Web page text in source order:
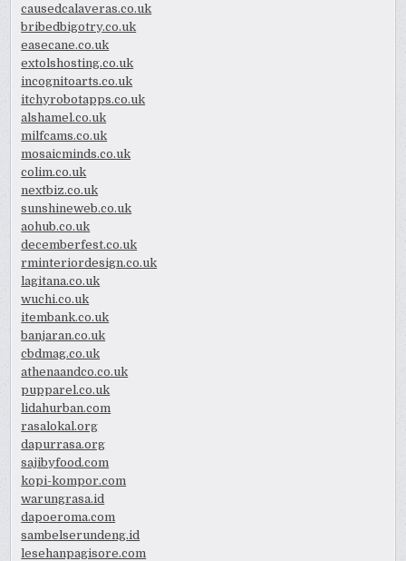
causedcalaveras.co.uk
bribedbigotry.co.uk
easecane.co.uk
extolshosting.co.uk
incognitoarts.co.uk
itchyrobotapps.co.uk
alshamel.co.uk
milfcams.co.uk
mosaicminds.co.uk
colim.co.uk
nextbiz.co.uk
sunshineweb.co.uk
aohub.co.uk
decemberfest.co.uk
rminteriordesign.co.uk
lagitana.co.uk
wuchi.co.uk
itembank.co.uk
banjaran.co.uk
cbdmag.co.uk
athenaandco.co.uk
pupparel.co.uk
lidahurban.com
rasalokal.org
dapurrasa.org
sajibyfood.com
kopi-kompor.com
warungrasa.id
dapoeroma.com
sambelserundeng.id
lesehanpagisore.com